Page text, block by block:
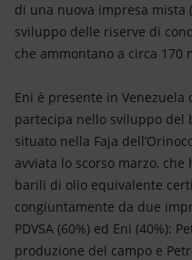
di una nuova impresa mista
sviluppo delle riserve di
che ammontano a circa 170
Eni è presente in Venezuela
partecipa nello sviluppo del
situato nella Faja
avviata lo scorso marzo,
barili di olio equivalente
congiuntamente da due
PDVSA (60%) ed Eni (40%):
produzione del campo e